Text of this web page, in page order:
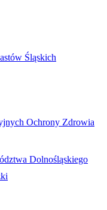
Śląskich
Ochrony Zdrowia
Dolnośląskiego